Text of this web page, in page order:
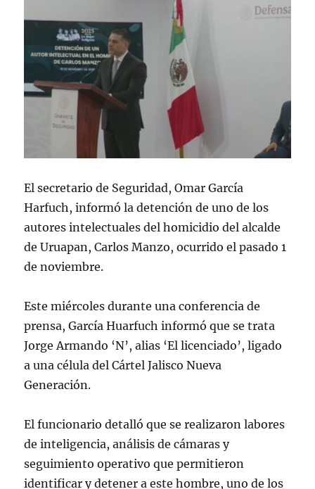
El secretario de Seguridad, Omar García
Harfuch, informó la detención de uno de los
autores intelectuales del homicidio del alcalde
de Uruapan, Carlos Manzo, ocurrido el pasado 1
de noviembre.
Este miércoles durante una conferencia de
prensa, García Huarfuch informó que se trata
Jorge Armando ‘N’, alias ‘El licenciado’, ligado
a una célula del Cártel Jalisco Nueva
Generación.
El funcionario detalló que se realizaron labores
de inteligencia, análisis de cámaras y
seguimiento operativo que permitieron
identificar y detener a este hombre, uno de los